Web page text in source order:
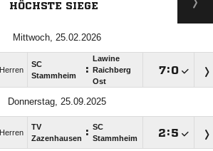
HÖCHSTE SIEGE
Mittwoch, 25.02.2026
Herren
SC
Stammheim
:
Lawine
Raichberg
Ost
:
Donnerstag, 25.09.2025
Herren
TV
Zazenhausen : SC
Stammheim
: